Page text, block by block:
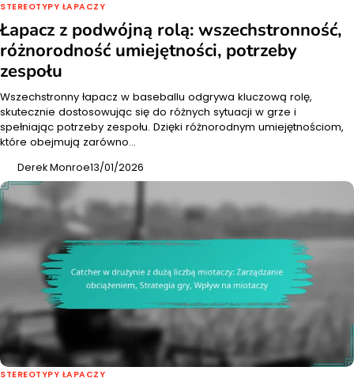
STEREOTYPY ŁAPACZY
Łapacz z podwójną rolą: wszechstronność,
różnorodność umiejętności, potrzeby
zespołu
Wszechstronny łapacz w baseballu odgrywa kluczową rolę,
skutecznie dostosowując się do różnych sytuacji w grze i
spełniając potrzeby zespołu. Dzięki różnorodnym umiejętnościom,
które obejmują zarówno…
Derek Monroe13/01/2026
STEREOTYPY ŁAPACZY